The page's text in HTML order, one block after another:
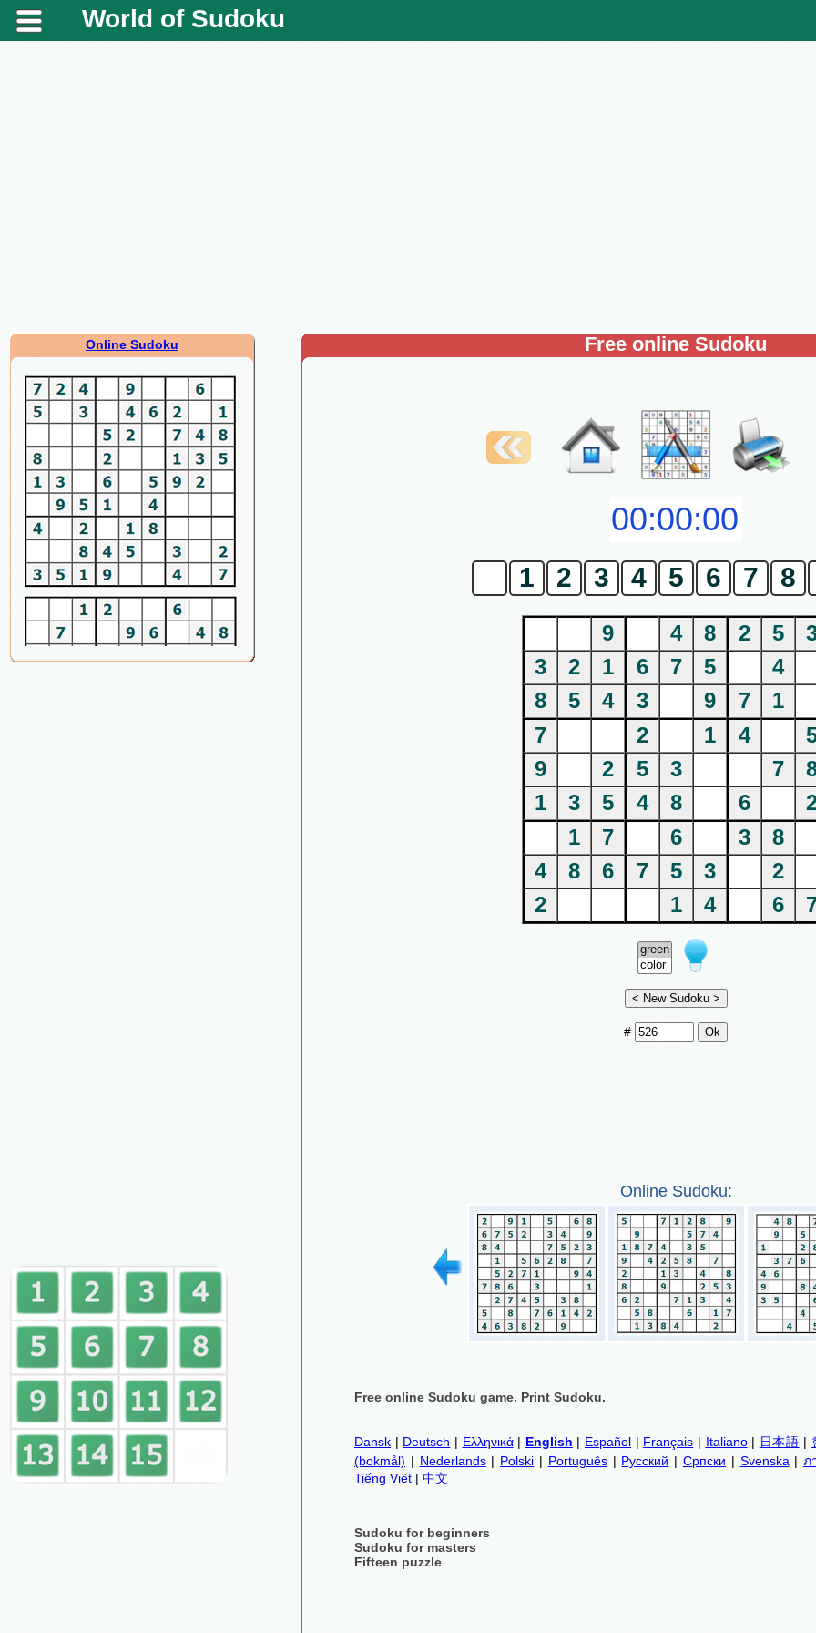
World of Sudoku
Online Sudoku Free online Sudoku
1 2 3 4 5 6 7 8
9 4 8 2 5
3
2 1 6 7 5
4
8
5 4 3 9 7
1
7
2 1 4
9
2 5 3 7
1
3 5 4 8 6
1
7 6 3
8
4
8 6 7 5 3
2
2
1 4 6
#
Online Sudoku:
Free online Sudoku game. Print Sudoku.
Dansk | Deutsch | Ελληνικά| English | Español | Français | Italiano| 日本語 |
(bokmål) | Nederlands| Polski | Português| Русский | Српски | Svenska |ภ
Tiếng Việt | 中文
Sudoku for beginners
Sudoku for masters
Fifteen puzzle